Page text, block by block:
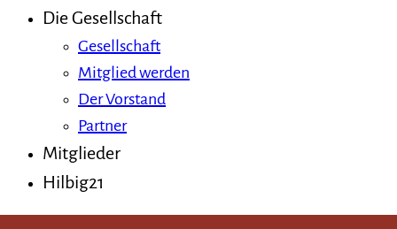
Die Gesellschaft
Gesellschaft
Mitglied werden
Der Vorstand
Partner
Mitglieder
Hilbig21